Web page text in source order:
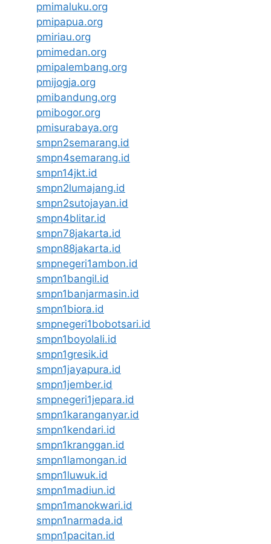
pmimaluku.org
pmipapua.org
pmiriau.org
pmimedan.org
pmipalembang.org
pmijogja.org
pmibandung.org
pmibogor.org
pmisurabaya.org
smpn2semarang.id
smpn4semarang.id
smpn14jkt.id
smpn2lumajang.id
smpn2sutojayan.id
smpn4blitar.id
smpn78jakarta.id
smpn88jakarta.id
smpnegeri1ambon.id
smpn1bangil.id
smpn1banjarmasin.id
smpn1biora.id
smpnegeri1bobotsari.id
smpn1boyolali.id
smpn1gresik.id
smpn1jayapura.id
smpn1jember.id
smpnegeri1jepara.id
smpn1karanganyar.id
smpn1kendari.id
smpn1kranggan.id
smpn1lamongan.id
smpn1luwuk.id
smpn1madiun.id
smpn1manokwari.id
smpn1narmada.id
smpn1pacitan.id